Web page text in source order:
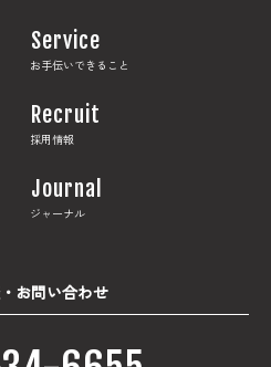
Service
お手伝いできること
Recruit
採用情報
Journal
ジャーナル
お問い合わせ